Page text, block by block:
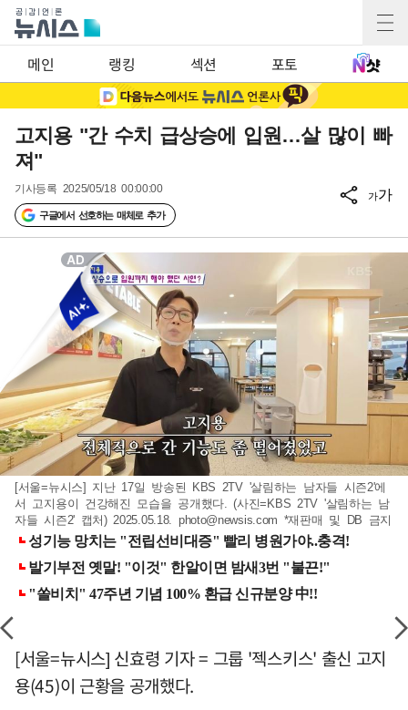
메인 랭킹 섹션 포토
고지용 "간 수치 급상승에 입원…살 많이 빠
져"
기사등록 2025/05/18 00:00:00
구글에서 선호하는 매체로 추가
가가
[서울=뉴시스] 지난 17일 방송된 KBS 2TV '살림하는 남자들 시즌2'에
서 고지용이 건강해진 모습을 공개했다. (사진=KBS 2TV '살림하는 남
자들 시즌2' 캡처) 2025.05.18. photo@newsis.com *재판매 및 DB 금지
[서울=뉴시스] 신효령 기자 = 그룹 '젝스키스' 출신 고지
용(45)이 근황을 공개했다.